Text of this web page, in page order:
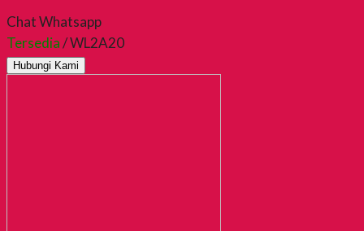
Chat Whatsapp
Tersedia/ WL2A20
Hubungi Kami